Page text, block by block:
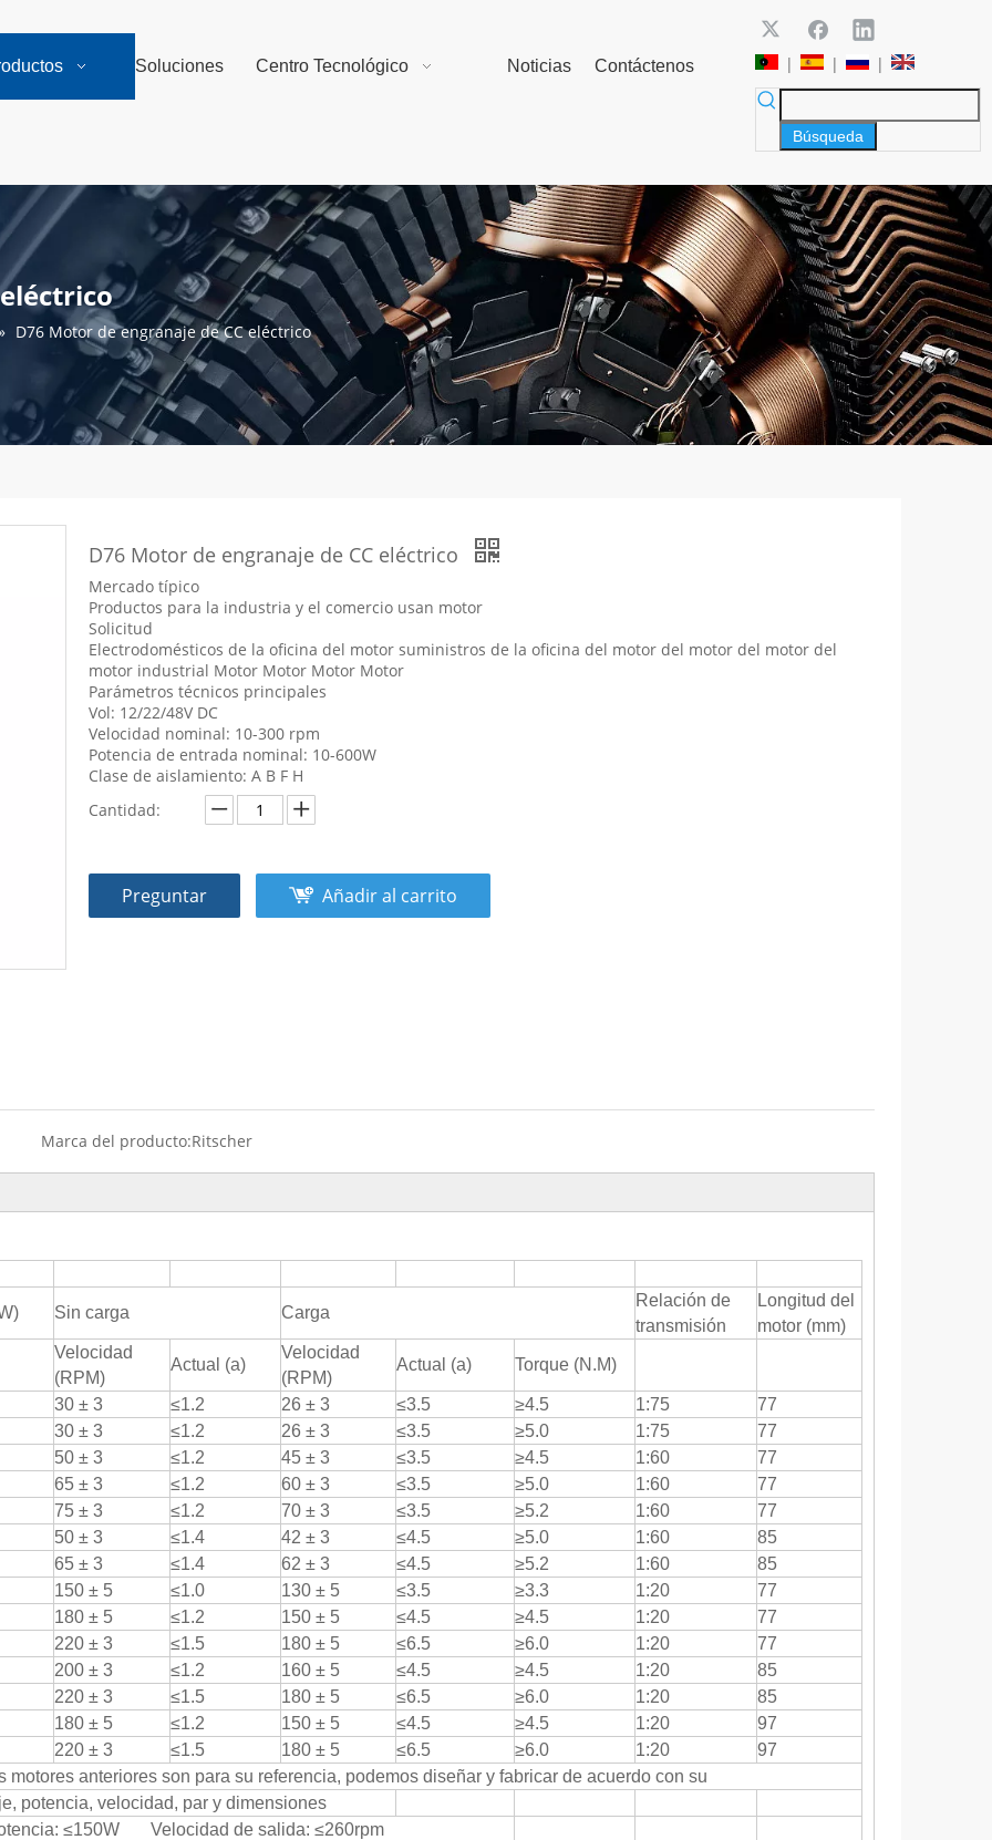
Soluciones Centro Tecnológico Noticias Contáctenos | | |
Búsqueda
D76 Motor de engranaje de CC eléctrico
D76 Motor de engranaje de CC eléctrico
Mercado típico
Productos para la industria y el comercio usan motor
Solicitud
Electrodomésticos de la oficina del motor suministros de la oficina del motor del motor del motor del
motor industrial Motor Motor Motor Motor
Parámetros técnicos principales
Vol: 12/22/48V DC
Velocidad nominal: 10-300 rpm
Potencia de entrada nominal: 10-600W
Clase de aislamiento: A B F H
Cantidad:
Preguntar Añadir al carrito
Marca del producto:Ritscher
Sin carga Carga
Relación de
transmisión
Longitud del
motor (mm)
Velocidad
(RPM)
Actual (a)
Velocidad
(RPM)
Actual (a) Torque (N.M)
30 ± 3 ≤1.2 26 ± 3 ≤3.5 ≥4.5 1:75
77
30 ± 3 ≤1.2 26 ± 3 ≤3.5 ≥5.0 1:75
77
50 ± 3 ≤1.2 45 ± 3 ≤3.5 ≥4.5 1:60
77
65 ± 3 ≤1.2 60 ± 3 ≤3.5 ≥5.0 1:60
77
75 ± 3 ≤1.2 70 ± 3 ≤3.5 ≥5.2 1:60
77
50 ± 3 ≤1.4 42 ± 3 ≤4.5 ≥5.0 1:60
85
65 ± 3 ≤1.4 62 ± 3 ≤4.5 ≥5.2 1:60
85
150 ± 5 ≤1.0 130 ± 5 ≤3.5 ≥3.3 1:20
77
180 ± 5 ≤1.2 150 ± 5 ≤4.5 ≥4.5 1:20
77
220 ± 3 ≤1.5 180 ± 5 ≤6.5 ≥6.0 1:20
77
200 ± 3 ≤1.2 160 ± 5 ≤4.5 ≥4.5 1:20
85
220 ± 3 ≤1.5 180 ± 5 ≤6.5 ≥6.0 1:20
85
180 ± 5 ≤1.2 150 ± 5 ≤4.5 ≥4.5 1:20
97
220 ± 3 ≤1.5 180 ± 5 ≤6.5 ≥6.0 1:20 97
motores anteriores son para su referencia, podemos diseñar y fabricar de acuerdo con su
potencia, velocidad, par y dimensiones
≤150W Velocidad de salida: ≤260rpm